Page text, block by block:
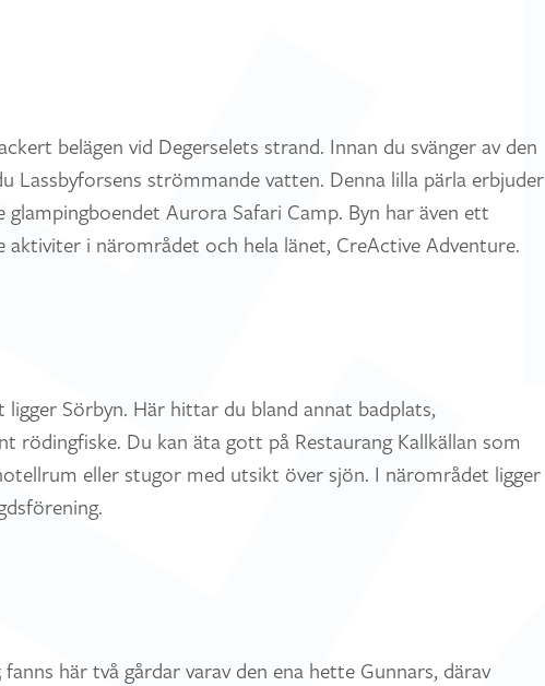
belägen vid Degerselets strand. Innan du svänger av den
Lassbyforsens strömmande vatten. Denna lilla pärla erbjuder
Aurora Safari Camp. Byn har även ett
i närområdet och hela länet, CreActive Adventure.
Sörbyn. Här hittar du bland annat badplats,
rödingfiske. Du kan äta gott på Restaurang Kallkällan som
eller stugor med utsikt över sjön. I närområdet ligger
här två gårdar varav den ena hette Gunnars, därav